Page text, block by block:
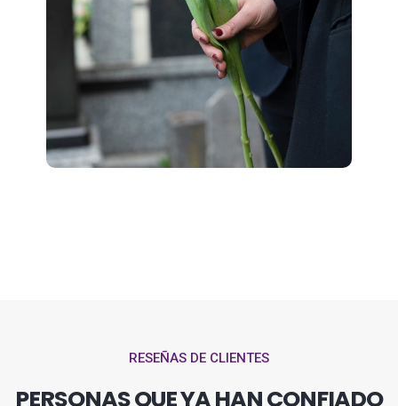
RESEÑAS DE CLIENTES
PERSONAS QUE YA HAN CONFIADO